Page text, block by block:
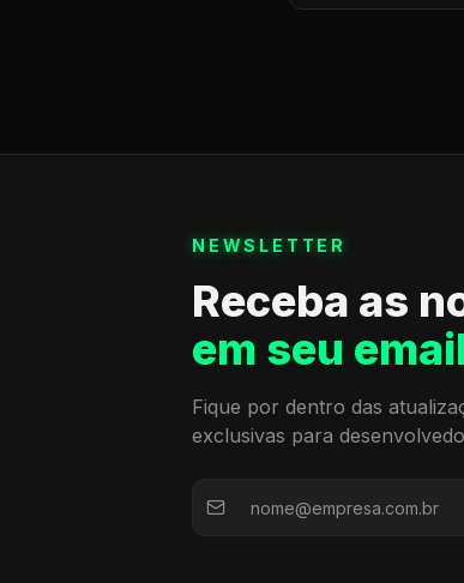
NEWSLETTER
Receba as
em seu
Fique por dentro das
exclusivas para